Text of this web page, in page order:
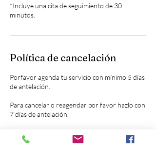
*Incluye una cita de seguimiento de 30
minutos.
Política de cancelación
Porfavor agenda tu servicio con mínimo 5 días
de antelación.
Para cancelar o reagendar por favor hazlo con
7 días de antelación.